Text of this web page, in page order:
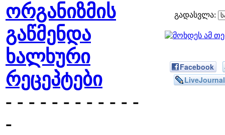
ორგანიზმის
გაწმენდა
ხალხური
რეცეპტები
- - - - - - - - - - - -
-
გადასვლა:
Facebook
LiveJournal